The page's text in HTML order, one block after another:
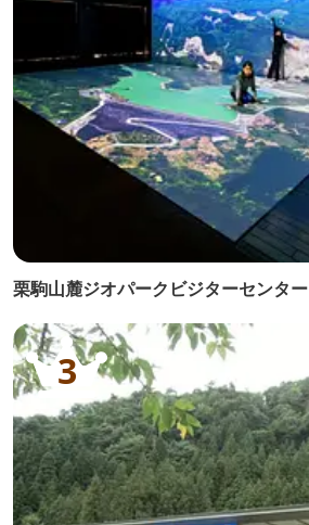
栗駒山麓ジオパークビジターセンター
3